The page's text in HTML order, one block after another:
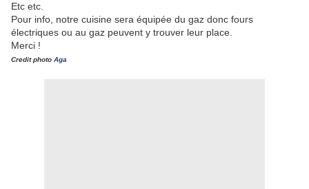
Etc etc.
Pour info, notre cuisine sera équipée du gaz donc fours
électriques ou au gaz peuvent y trouver leur place.
Merci !
Credit photo Aga